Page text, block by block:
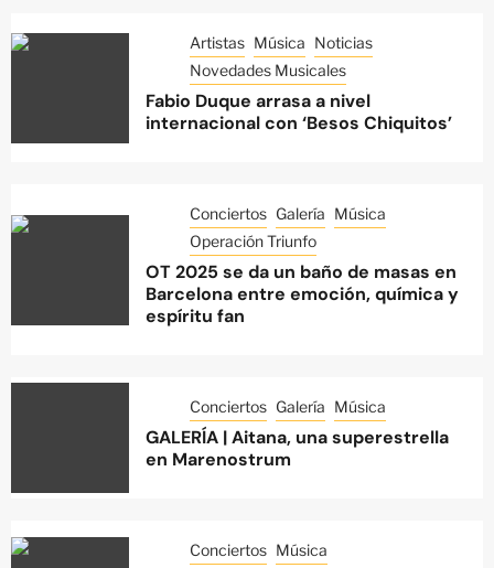
Artistas Música Noticias
Novedades Musicales
Fabio Duque arrasa a nivel
internacional con ‘Besos Chiquitos’
Conciertos Galería Música
Operación Triunfo
OT 2025 se da un baño de masas en
Barcelona entre emoción, química y
espíritu fan
Conciertos Galería Música
GALERÍA | Aitana, una superestrella
en Marenostrum
Conciertos Música